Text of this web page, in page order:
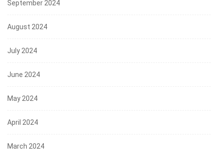
September 2024
August 2024
July 2024
June 2024
May 2024
April 2024
March 2024